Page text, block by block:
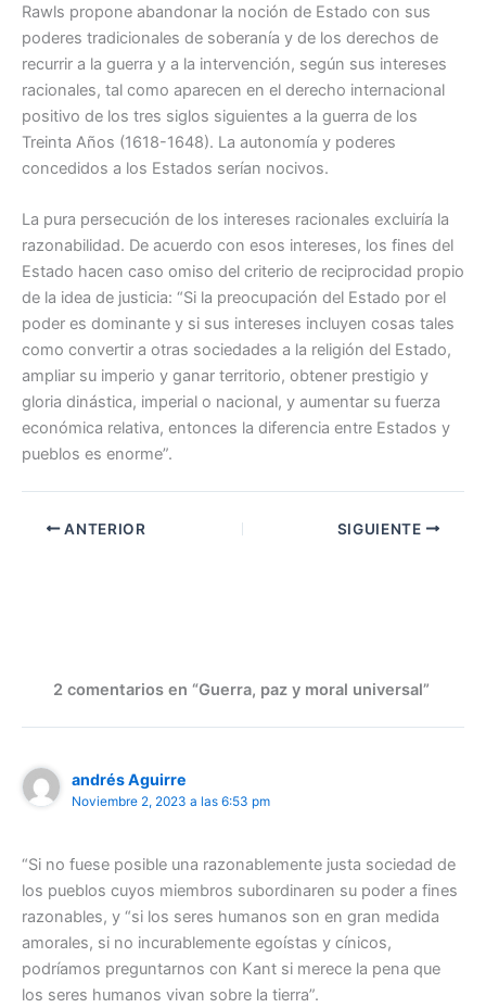
Rawls propone abandonar la noción de Estado con sus
poderes tradicionales de soberanía y de los derechos de
recurrir a la guerra y a la intervención, según sus intereses
racionales, tal como aparecen en el derecho internacional
positivo de los tres siglos siguientes a la guerra de los
Treinta Años (1618-1648). La autonomía y poderes
concedidos a los Estados serían nocivos.
La pura persecución de los intereses racionales excluiría la
razonabilidad. De acuerdo con esos intereses, los fines del
Estado hacen caso omiso del criterio de reciprocidad propio
de la idea de justicia: “Si la preocupación del Estado por el
poder es dominante y si sus intereses incluyen cosas tales
como convertir a otras sociedades a la religión del Estado,
ampliar su imperio y ganar territorio, obtener prestigio y
gloria dinástica, imperial o nacional, y aumentar su fuerza
económica relativa, entonces la diferencia entre Estados y
pueblos es enorme”.
ANTERIOR SIGUIENTE
2 comentarios en “Guerra, paz y moral universal”
andrés Aguirre
Noviembre 2, 2023 a las 6:53 pm
“Si no fuese posible una razonablemente justa sociedad de
los pueblos cuyos miembros subordinaren su poder a fines
razonables, y “si los seres humanos son en gran medida
amorales, si no incurablemente egoístas y cínicos,
podríamos preguntarnos con Kant si merece la pena que
los seres humanos vivan sobre la tierra”.